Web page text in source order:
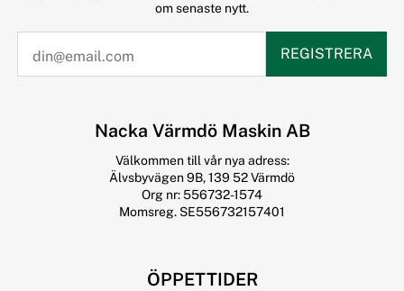
om senaste nytt.
REGISTRERA
Nacka Värmdö Maskin AB
Välkommen till vår nya adress:
Älvsbyvägen 9B, 139 52 Värmdö
Org nr: 556732-1574
Momsreg. SE556732157401
ÖPPETTIDER